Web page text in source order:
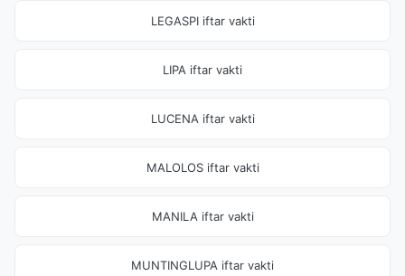
LEGASPI iftar vakti
LIPA iftar vakti
LUCENA iftar vakti
MALOLOS iftar vakti
MANILA iftar vakti
MUNTINGLUPA iftar vakti